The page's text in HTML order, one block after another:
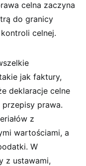
celna zaczyna
do granicy
celnej.
jak faktury,
deklaracje celne
prawa.
z
wartościami, a
W
z ustawami,